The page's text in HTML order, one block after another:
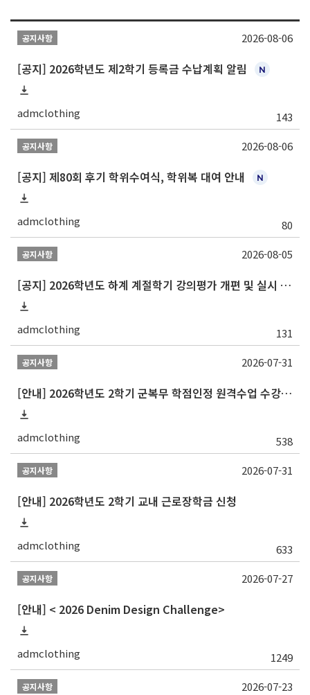
공지사항
[공지] 2026학년도 제2학기 등록금 수납계획 알림
admclothing 143
2026-08-06
공지사항
[공지] 제80회 후기 학위수여식, 학위복 대여 안내
admclothing 80
2026-08-06
공지사항
[공지] 2026학년도 하계 계절학기 강의평가 개편 및 실시 안내(8.4~11)
admclothing 131
2026-08-05
공지사항
[안내] 2026학년도 2학기 군복무 학점인정 원격수업 수강신청
admclothing 538
2026-07-31
공지사항
[안내] 2026학년도 2학기 교내 근로장학금 신청
admclothing 633
2026-07-31
공지사항
[안내] < 2026 Denim Design Challenge>
admclothing 1249
2026-07-27
공지사항 2026-07-23